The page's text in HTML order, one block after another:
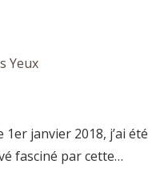
Yeux
janvier 2018, j’ai
fasciné par cette…